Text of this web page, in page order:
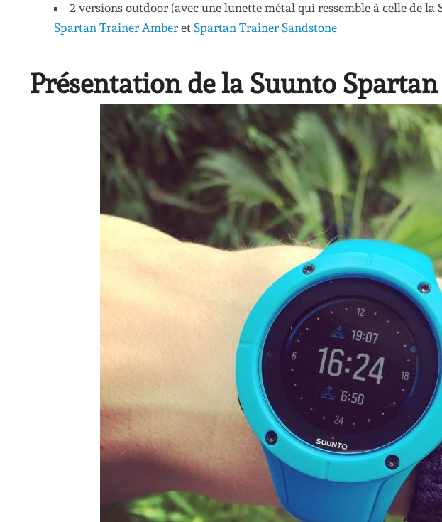
2 versions outdoor (avec une lunette métal qui ressemble à celle de
Spartan Trainer Amberet Spartan Trainer Sandstone
Présentation de la Suunto